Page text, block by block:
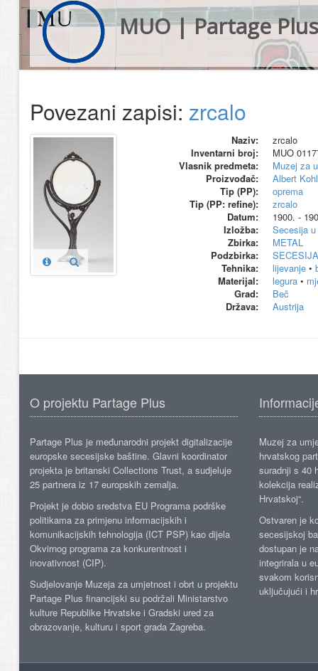
MUO | Partage Plus
Povezani zapisi: zrcalo
Naziv:
zrcalo
Inventarni broj:
MUO
Vlasnik predmeta:
Muzej za
Proizvođač:
Albert
Tip (PP):
oprema
Tip (PP: refine):
zrcalo
Datum:
1900. -
Izložba:
Secesija
Zbirka:
METAL
Podzbirka:
SECESIJA
Tehnika:
lijevanje•
Materijal:
legura•
Grad:
Beč
Država:
Austrija
O projektu Partage Plus
Partage Plus je međunarodni projekt digitalizacije
europske secesijske baštine. Glavni koordinator
projekta je britanski Collections Trust, a sudjeluje
25 partnera iz 17 europskih zemalja.
Projekt je dobio sredstva EU Programa podrške
politikama za primjenu informacijskih i
komunikacijskih tehnologija (ICT PSP) kao dijela
Okvirnog programa za konkurentnost i
inovativnost (CIP).
Sudjelovanje Muzeja za umjetnost i obrt u projektu
Partage Plus financijski su podržali Ministarstvo
kulture Republike Hrvatske i Gradski ured za
obrazovanje, kulturu i sport grada Zagreba.
Muzej za
hrvatskog
suradnji s 40
kolekcija
Hrvatskoj“.
Ostvaren je
secesijskoj
dostupan je
integrirala u
svakom
uključujući i